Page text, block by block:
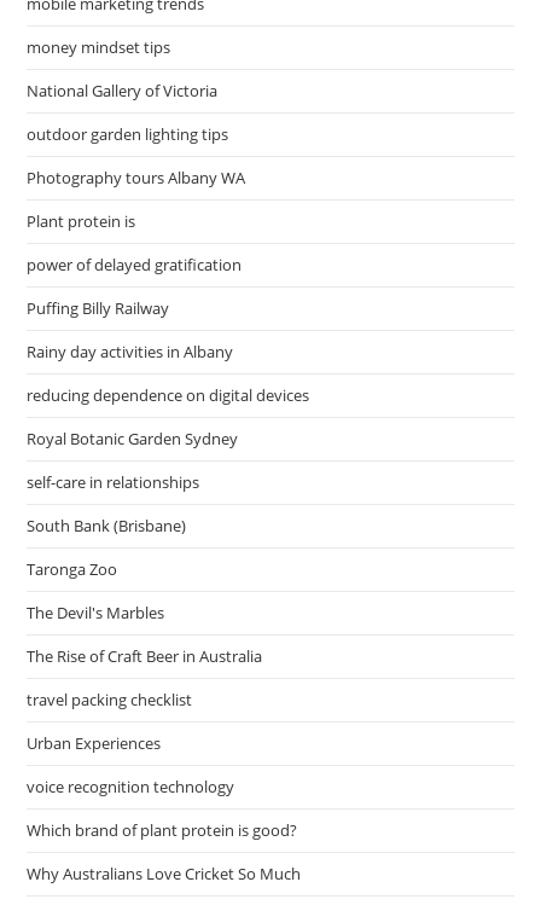
money mindset tips
National Gallery of Victoria
outdoor garden lighting tips
Photography tours Albany WA
Plant protein is
power of delayed gratification
Puffing Billy Railway
Rainy day activities in Albany
reducing dependence on digital devices
Royal Botanic Garden Sydney
self-care in relationships
South Bank (Brisbane)
Taronga Zoo
The Devil's Marbles
The Rise of Craft Beer in Australia
travel packing checklist
Urban Experiences
voice recognition technology
Which brand of plant protein is good?
Why Australians Love Cricket So Much